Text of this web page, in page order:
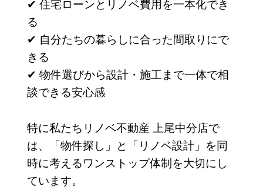
✔ 住宅ローンとリノベ費用を一本化でき
る
✔ 自分たちの暮らしに合った間取りにで
きる
✔ 物件選びから設計・施工まで一体で相
談できる安心感
特に私たちリノベ不動産 上尾中分店で
は、「物件探し」と「リノベ設計」を同
時に考えるワンストップ体制を大切にし
ています。